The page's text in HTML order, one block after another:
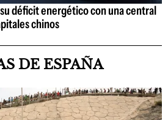
déficit energético con una central
chinos
DE ESPAÑA